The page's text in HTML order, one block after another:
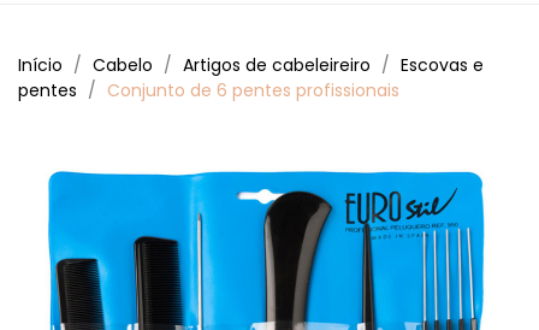
Início Cabelo Artigos de cabeleireiro
Escovas e
pentes
Conjunto de 6 pentes profissionais